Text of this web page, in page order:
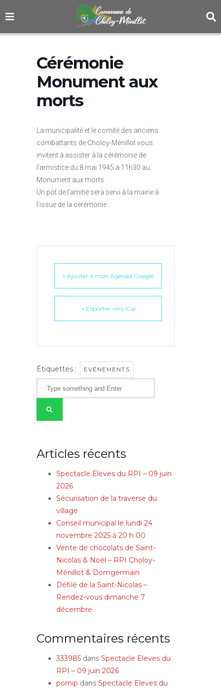
Cérémonie
Monument aux
morts
La municipalité et le comité des anciens
combattants de Choloy-Ménillot vous
invitent à assister à la cérémonie de
l’armistice du 8 mai 1945 à 11h30 au
Monument aux morts.
Un pot de l’amitié sera servi à la mairie à
l’issue de la cérémonie .
+ Ajouter à mon Agenda Google
+ Exporter vers iCal
Étiquettes : EVÉNEMENTS
Articles récents
Spectacle Eleves du RPI – 09 juin
2026
Sécurisation de la traverse du
village
Conseil municipal le lundi 24
novembre 2025 à 20 h 00
Vente de chocolats de Saint-
Nicolas & Noël – RPI Choloy-
Ménillot & Domgermain
Défilé de la Saint-Nicolas –
Rendez-vous dimanche 7
décembre
Commentaires récents
333985 dans Spectacle Eleves du
RPI – 09 juin 2026
pornip dans Spectacle Eleves du